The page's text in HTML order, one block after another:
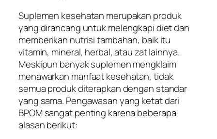
Suplemen kesehatan merupakan produk
yang dirancang untuk melengkapi diet dan
memberikan nutrisi tambahan, baik itu
vitamin, mineral, herbal, atau zat lainnya.
Meskipun banyak suplemen mengklaim
menawarkan manfaat kesehatan, tidak
semua produk diterapkan dengan standar
yang sama. Pengawasan yang ketat dari
BPOM sangat penting karena beberapa
alasan berikut: